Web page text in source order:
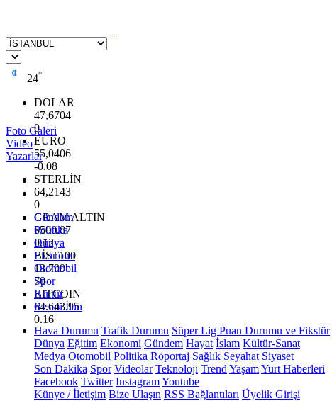
24°
DOLAR
47,6704
0
EURO
55,0406
-0.08
STERLİN
64,2143
0
GRAM ALTIN
6500.87
0.12
BİST100
13.799
70
BITCOIN
64.643,95
0.16
Foto Galeri
Video
Yazarlar
Gündem
Politika
Dünya
Ekonomi
Otomobil
Spor
Kültür
Resmi İlan
Hava Durumu Trafik Durumu Süper Lig Puan Durumu ve Fikstür
Dünya Eğitim Ekonomi Gündem Hayat İslam Kültür-Sanat
Medya Otomobil Politika Röportaj Sağlık Seyahat Siyaset
Son Dakika Spor Videolar Teknoloji Trend YaşamYurt Haberleri
Facebook Twitter InstagramYoutube
Künye / İletişim Bize Ulaşın RSS Bağlantıları Üyelik Girişi